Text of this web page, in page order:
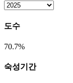
도수
70.7%
숙성기간